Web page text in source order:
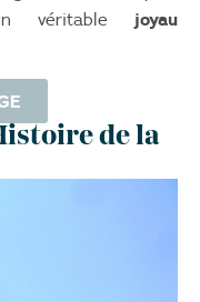
véritable joyau
de la